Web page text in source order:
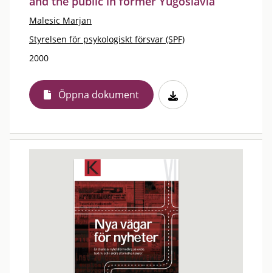
Malesic Marjan
Styrelsen för psykologiskt försvar (SPF)
2000
Öppna dokument